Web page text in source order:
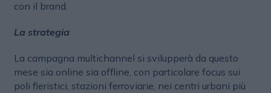
con il brand.
La strategia
La campagna multichannel si svilupperà da questo
mese sia online sia offline, con particolare focus sui
poli fieristici, stazioni ferroviarie, nei centri urbani più